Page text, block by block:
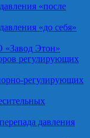
«после
«до себя»
«Завод Этон»
регулирующих
регулирующих
давления